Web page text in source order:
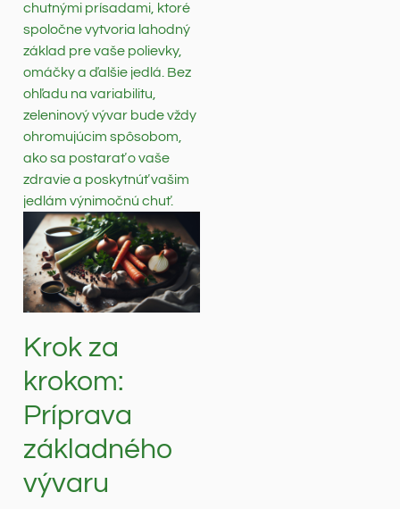
chutnými prísadami, ktoré
spoločne vytvoria lahodný
základ pre vaše polievky,
omáčky a ďalšie jedlá. Bez
ohľadu na variabilitu,
zeleninový vývar bude vždy
ohromujúcim spôsobom,
ako sa postarať o vaše
zdravie a poskytnúť vašim
jedlám výnimočnú chuť.
Krok za
krokom:
Príprava
základného
vývaru